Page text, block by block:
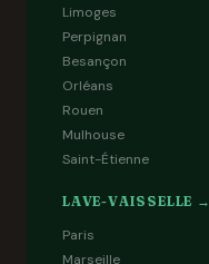
Limoges
Perpignan
Besançon
Orléans
Rouen
Mulhouse
Saint-Étienne
LAVE-VAISSELLE →
Paris
Marseille